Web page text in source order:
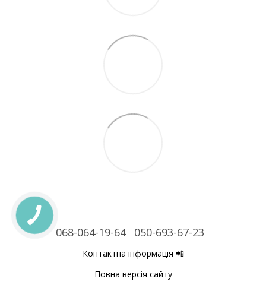
068-064-19-64 050-693-67-23
Контактна інформація 📲
Повна версія сайту